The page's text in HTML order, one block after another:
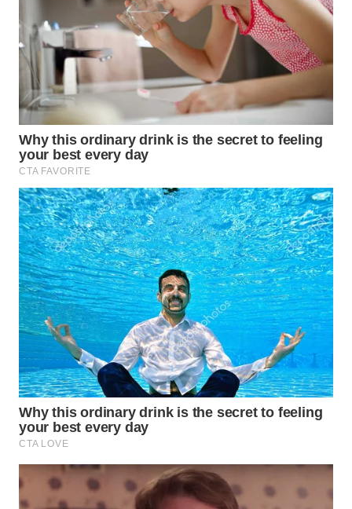
DEPOK
WN
TAPANULI
UTARA
WN
SAMOSIR
WN
PADANG
LAWAS
WN
SUMEDANG
WN
CIANJUR
WN
KEPULAUAN
SERIBU
WN
TANGERANG